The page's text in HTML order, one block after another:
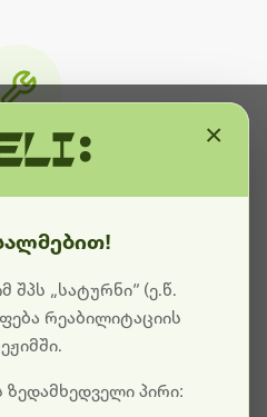
ამჟამად
განახლება და ტექნიკური
იქნება. გმადლობთ
შპს „სატურნი“ (ე.წ.
რეაბილიტაციის
ზედამხედველი პირი:
×